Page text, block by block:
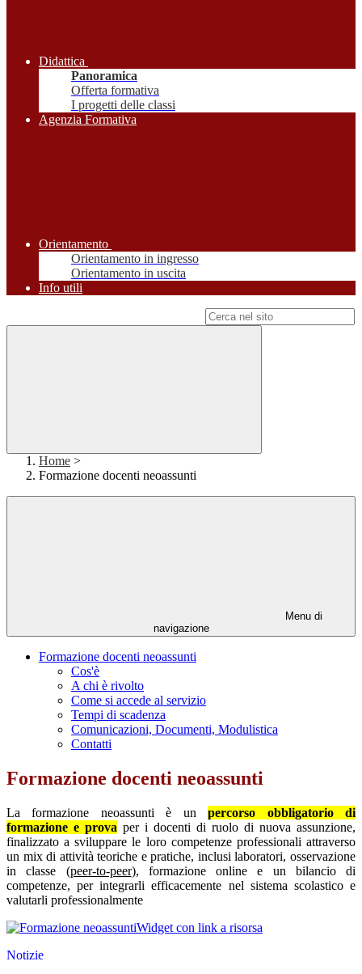
Didattica
Panoramica
Offerta formativa
I progetti delle classi
Agenzia Formativa
Orientamento
Orientamento in ingresso
Orientamento in uscita
Info utili
Home >
Formazione docenti neoassunti
Menu di
navigazione
Formazione docenti neoassunti
Cos'è
A chi è rivolto
Come si accede al servizio
Tempi di scadenza
Comunicazioni, Documenti, Modulistica
Contatti
Formazione docenti neoassunti
La formazione neoassunti è unpercorso obbligatorio di
formazione e prova per i docenti di ruolo di nuova assunzione,
finalizzato a sviluppare le loro competenze professionali attraverso
un mix di attività teoriche e pratiche, inclusi laboratori, osservazione
in classe (peer-to-peer), formazione online e un bilancio di
competenze, per integrarli efficacemente nel sistema scolastico e
valutarli professionalmente
Widget con link a risorsa
Notizie